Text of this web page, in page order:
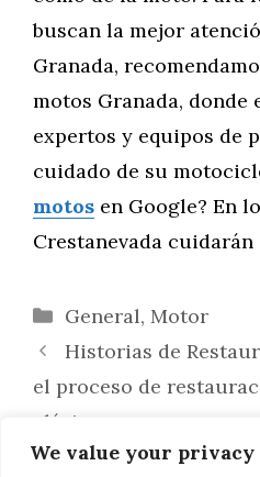
We value your privacy
buscan la mejor
Granada,
motos Granada, donde
expertos y equipos de
cuidado de su
motos en Google? En
Crestanevada
Categorías
General, Motor
Historias de
el proceso de
clásicas
Desarrollo de